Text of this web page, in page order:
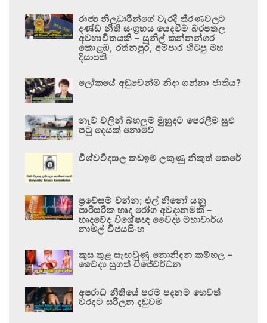
රාජ්‍ය නිලධාරීන්ගේ වැරදි තීරණවලට
දණ්ඩ නීති සංග්‍රහය යෙදවීම බරපතල
අවභාවිතයකි – සුනිල් කන්නන්ගර
කොළඹ, රත්නපුර, අම්පාර හිටපු මහ
දිසාපති
ලෝකයේ අඩුවෙන්ම නිදා ගන්නා ජාතිය?
නැව් වලින් බහලුම් මුහුදට පෙරලීම සුළු
පටු දෙයක් නොවේ
විශ්වවිද්‍යාල කඩඉම් ලකුණු නිකුත් කෙරේ
ප්‍රවේසම් වන්න; එල් නිනෝ යනු
පාරිසරික හෘද රෝග අවදානමකි –
හෘදවේද විශේෂඥ වෛද්‍ය මහාචාර්ය
නාමල් විජයසිංහ
කුස තුළ සැඟවුණු නොනිදන කම්හල –
වෛද්‍ය සුගත් විජේවර්ධන
අපරාධ නීතියේ පරම පදනම හෙවත්
වරදට සරිලන දඬුවම